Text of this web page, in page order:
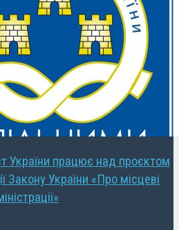
України працює над проєктом
Закону України «Про місцеві